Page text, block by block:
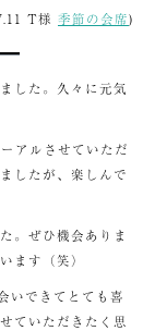
T様 季節の会席)
した。久々に元気
アルさせていただ
したが、楽しんで
。ぜひ機会ありま
ます（笑）
いできてとても喜
ていただきたく思